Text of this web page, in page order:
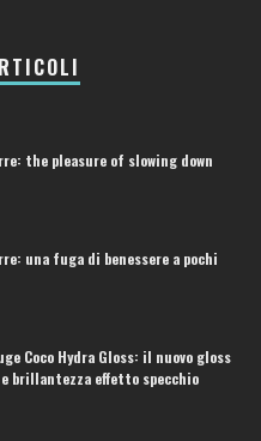
the pleasure of slowing down
una fuga di benessere a pochi
Coco Hydra Gloss: il nuovo gloss
brillantezza effetto specchio